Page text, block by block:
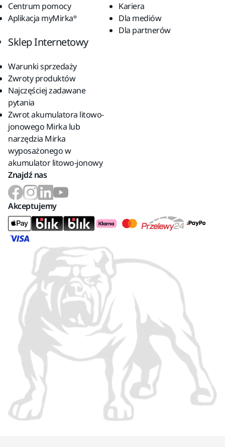
Centrum pomocy
Aplikacja myMirka®
Kariera
Dla mediów
Dla partnerów
Sklep Internetowy
Warunki sprzedaży
Zwroty produktów
Najczęściej zadawane
pytania
Zwrot akumulatora litowo-
jonowego Mirka lub
narzędzia Mirka
wyposażonego w
akumulator litowo-jonowy
Znajdź nas
Akceptujemy